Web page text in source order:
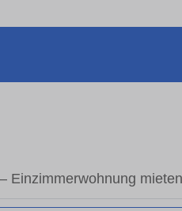
Einzimmerwohnung